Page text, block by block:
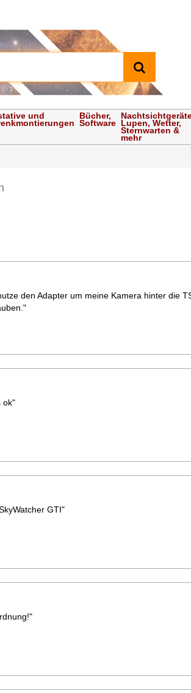
und Bücher,
Software Lupen, Wetter,
Sternwarten &
mehr
den Adapter um meine Kamera hinter die
ok"
GTI"